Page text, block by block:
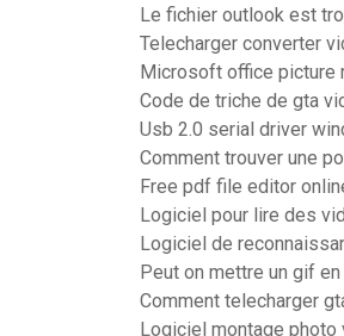
Le fichier outlook est
Telecharger converter
Microsoft office picture
Code de triche de gta
Usb 2.0 serial driver
Comment trouver une
Free pdf file editor
Logiciel pour lire des
Logiciel de
Peut on mettre un gif
Comment telecharger
Logiciel montage